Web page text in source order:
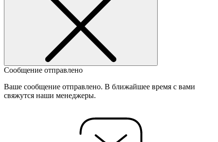
Сообщение отправлено
Ваше сообщение отправлено. В ближайшее время с вами
свяжутся наши менеджеры.